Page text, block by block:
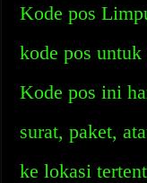
Kode pos
kode pos
Kode pos ini
surat, paket,
ke lokasi